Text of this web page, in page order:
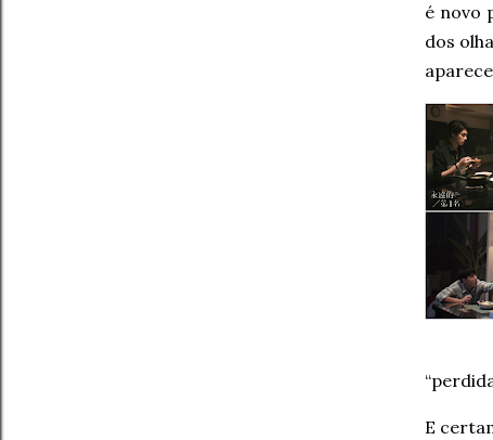
é novo
dos
E